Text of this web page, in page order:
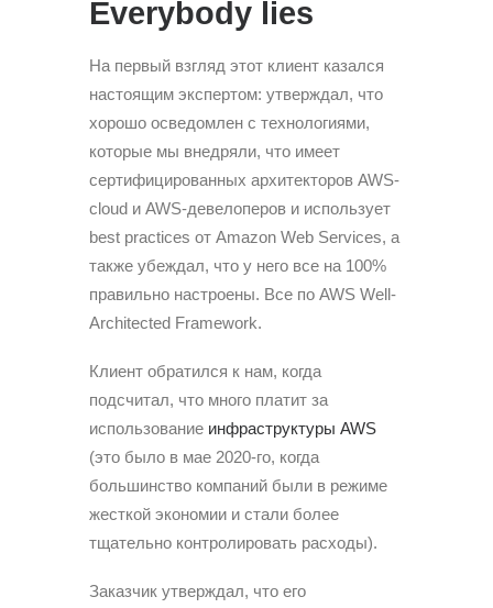
Everybody lies
На первый взгляд этот клиент казался
настоящим экспертом: утверждал, что
хорошо осведомлен с технологиями,
которые мы внедряли, что имеет
сертифицированных архитекторов AWS-
cloud и AWS-девелоперов и использует
best practices от Amazon Web Services, а
также убеждал, что у него все на 100%
правильно настроены. Все по AWS Well-
Architected Framework.
Клиент обратился к нам, когда
подсчитал, что много платит за
использование инфраструктуры AWS
(это было в мае 2020-го, когда
большинство компаний были в режиме
жесткой экономии и стали более
тщательно контролировать расходы).
Заказчик утверждал, что его